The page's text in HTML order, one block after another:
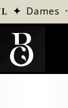
✦ Dames